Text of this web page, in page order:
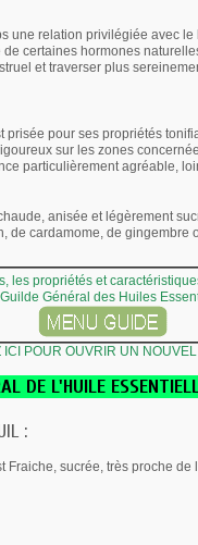
relation privilégiée avec
certaines hormones
et traverser plus
pour ses propriétés
sur les zones
particulièrement agréable,
anisée et légèrement
cardamome, de
les propriétés et
Général des Huiles
ICI POUR OUVRIR UN
DE L'HUILE
:
Fraiche, sucrée, très proche de